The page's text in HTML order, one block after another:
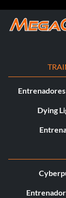
Dying